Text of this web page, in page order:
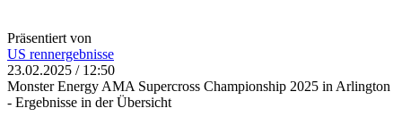
Präsentiert von
US rennergebnisse
23.02.2025 / 12:50
Monster Energy AMA Supercross Championship 2025 in Arlington
- Ergebnisse in der Übersicht